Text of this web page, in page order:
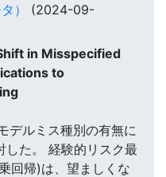
）
(2024-09-
in Misspecified
to
デルミス種別の有無に
した。 経験的リスク最
回帰)は、望ましくな